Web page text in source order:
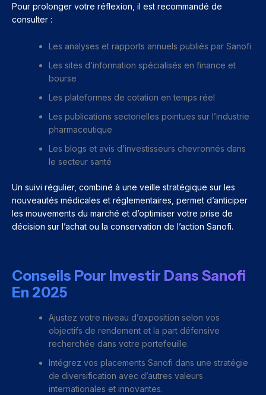
Pour prolonger votre réflexion, il est recommandé de
consulter :
Les analyses et rapports annuels publiés par Sanofi
Les sites d’information spécialisés en finance et
bourse
Les plateformes de cotation en temps réel
Les publications sectorielles pointues sur l’industrie
pharmaceutique
Les blogs et avis d’investisseurs chevronnés dans
le secteur santé
Un suivi régulier, combiné à une veille stratégique sur les
nouveautés médicales et réglementaires, permet d’anticiper
les mouvements du marché et d’optimiser votre prise de
décision sur l’achat ou la conservation de l’action Sanofi.
Conseils Pour Investir Dans Sanofi
En 2025
Ajustez votre niveau d’exposition selon vos
objectifs de rendement et la part défensive
recherchée dans votre portefeuille.
Intégrez vos placements Sanofi dans une stratégie
de diversification avec d’autres valeurs
internationales et innovantes.